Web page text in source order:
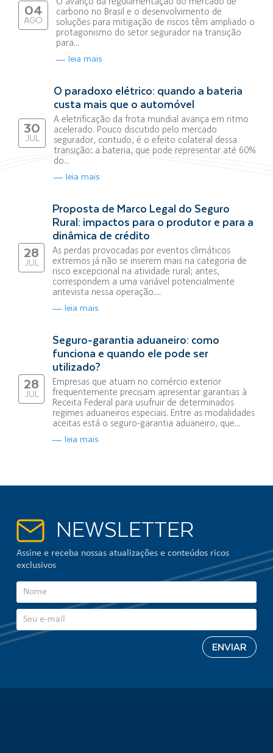
04
AGO
carbono no Brasil e o desenvolvimento de
soluções para mitigação de riscos têm ampliado o
protagonismo do setor segurador na transição
para...
leia mais
30
JUL
O paradoxo elétrico: quando a bateria
custa mais que o automóvel
A eletrificação da frota mundial avança em ritmo
acelerado. Pouco discutido pelo mercado
segurador, contudo, é o efeito colateral dessa
transição: a bateria, que pode representar até 60%
do...
leia mais
28
JUL
Proposta de Marco Legal do Seguro
Rural: impactos para o produtor e para a
dinâmica de crédito
As perdas provocadas por eventos climáticos
extremos já não se inserem mais na categoria de
risco excepcional na atividade rural; antes,
correspondem a uma variável potencialmente
antevista nessa operação....
leia mais
28
JUL
Seguro-garantia aduaneiro: como
funciona e quando ele pode ser
utilizado?
Empresas que atuam no comércio exterior
frequentemente precisam apresentar garantias à
Receita Federal para usufruir de determinados
regimes aduaneiros especiais. Entre as modalidades
aceitas está o seguro-garantia aduaneiro, que...
leia mais
NEWSLETTER
Assine e receba nossas atualizações e conteúdos ricos
exclusivos